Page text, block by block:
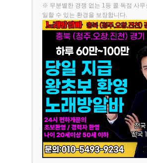
※ 무분별한 경쟁 없는 1등 콜 독점 사무
일할 수 있는 환경을 보장합니다.